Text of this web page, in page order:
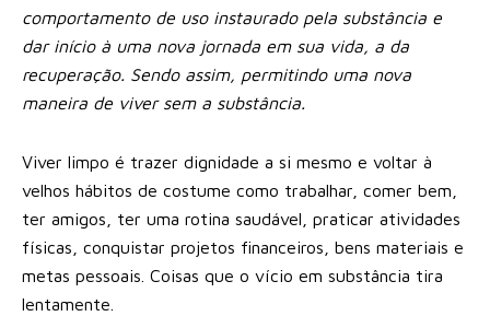
comportamento de uso instaurado pela substância e
dar início à uma nova jornada em sua vida, a da
recuperação. Sendo assim, permitindo uma nova
maneira de viver sem a substância.
Viver limpo é trazer dignidade a si mesmo e voltar à
velhos hábitos de costume como trabalhar, comer bem,
ter amigos, ter uma rotina saudável, praticar atividades
físicas, conquistar projetos financeiros, bens materiais e
metas pessoais. Coisas que o vício em substância tira
lentamente.